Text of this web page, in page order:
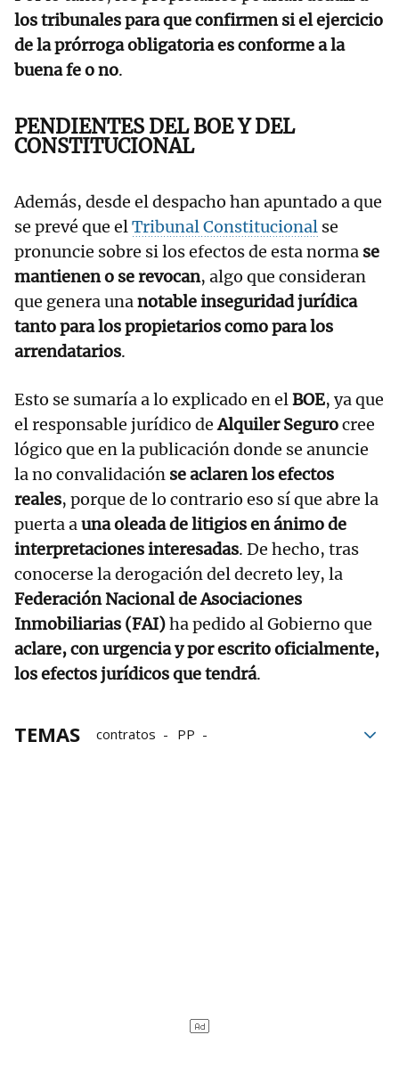
los tribunales para que confirmen si el ejercicio
de la prórroga obligatoria es conforme a la
buena fe o no.
PENDIENTES DEL BOE Y DEL
CONSTITUCIONAL
Además, desde el despacho han apuntado a que
se prevé que elTribunal Constitucional se
pronuncie sobre si los efectos de esta norma se
mantienen o se revocan, algo que consideran
que genera unanotable inseguridad jurídica
tanto para los propietarios como para los
arrendatarios.
Esto se sumaría a lo explicado en elBOE, ya que
el responsable jurídico deAlquiler Segurocree
lógico que en la publicación donde se anuncie
la no convalidación se aclaren los efectos
reales, porque de lo contrario eso sí que abre la
puerta auna oleada de litigios en ánimo de
interpretaciones interesadas. De hecho, tras
conocerse la derogación del decreto ley, la
Federación Nacional de Asociaciones
Inmobiliarias (FAI)ha pedido al Gobierno que
aclare, con urgencia y por escrito oficialmente,
los efectos jurídicos que tendrá.
TEMAS contratos
PP